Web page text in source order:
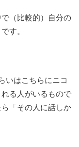
（比較的）自分の
す。
いはこちらにニコ
る人がいるもので
「その人に話しか